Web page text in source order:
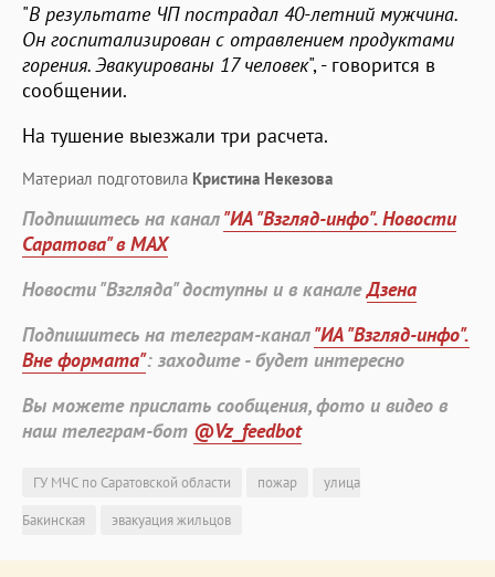
"В результате ЧП пострадал 40-летний мужчина.
Он госпитализирован с отравлением продуктами
горения. Эвакуированы 17 человек", - говорится в
сообщении.
На тушение выезжали три расчета.
Материал подготовила Кристина Некезова
Подпишитесь на канал"ИА "Взгляд-инфо". Новости
Саратова" в MAX
Новости "Взгляда" доступны и в каналеДзена
Подпишитесь на телеграм-канал"ИА "Взгляд-инфо".
Вне формата": заходите - будет интересно
Вы можете прислать сообщения, фото и видео в
наш телеграм-бот @Vz_feedbot
ГУ МЧС по Саратовской области пожар
улица
Бакинская
эвакуация жильцов